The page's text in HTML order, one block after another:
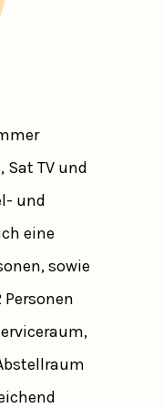
Sat TV und
und
eine
sowie